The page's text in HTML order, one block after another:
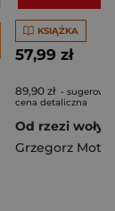
KSIĄŻKA
57,99 zł
89,90 zł -
cena detaliczna
Grzegorz